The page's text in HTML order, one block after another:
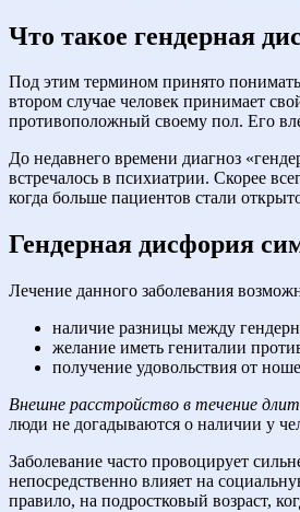
Что такое гендерная
Под этим термином принято понимать
втором случае человек принимает
противоположный своему пол. Его
До недавнего времени диагноз
встречалось в психиатрии. Скорее
когда больше пациентов стали
Гендерная дисфория
Лечение данного заболевания
наличие разницы между
желание иметь гениталии
получение удовольствия от
Внешне расстройство в течение
люди не догадываются о наличии у
Заболевание часто провоцирует
непосредственно влияет на
правило, на подростковый возраст,